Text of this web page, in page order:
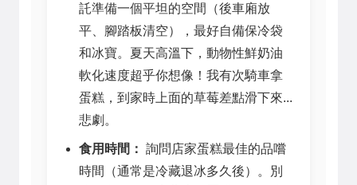
託準備一個平坦的空間（後車廂放
平、腳踏板清空），最好自備保冷袋
和冰寶。夏天高溫下，動物性鮮奶油
軟化速度超乎你想像！我有次騎車拿
蛋糕，到家時上面的草莓差點滑下來...
悲劇。
食用時間： 詢問店家蛋糕最佳的品嚐
時間（通常是冷藏退冰多久後）。別